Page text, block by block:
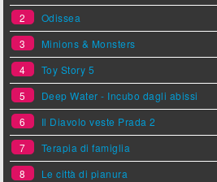
2
Odissea
3
Minions & Monsters
4
Toy Story 5
5
Deep Water - Incubo dagli abissi
6
Il Diavolo veste Prada 2
7
Terapia di famiglia
8
Le città di pianura